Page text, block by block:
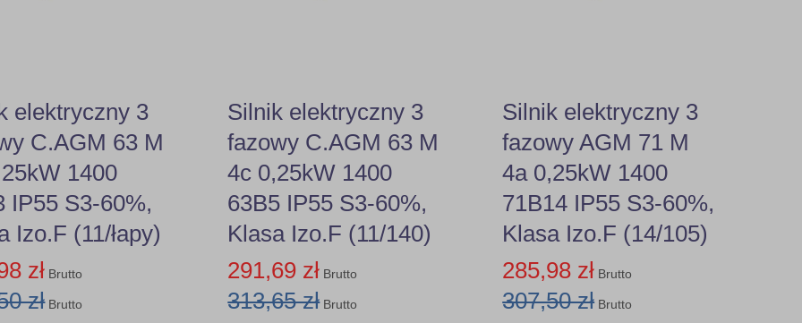
elektryczny 3
C.AGM 63 M
1400
IP55 S3-60%,
Izo.F (11/łapy)
zł Brutto
zł Brutto
Silnik elektryczny 3
fazowy C.AGM 63 M
4c 0,25kW 1400
63B5 IP55 S3-60%,
Klasa Izo.F (11/140)
291,69 zł Brutto
313,65 zł Brutto
Silnik elektryczny 3
fazowy AGM 71 M
4a 0,25kW 1400
71B14 IP55 S3-60%,
Klasa Izo.F (14/105)
285,98 zł Brutto
307,50 zł Brutto